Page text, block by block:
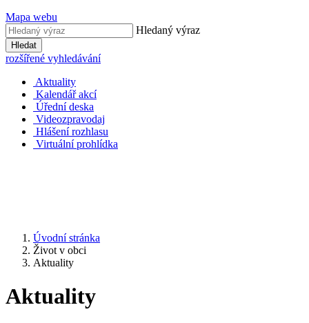
Mapa webu
Hledaný výraz
Hledat
rozšířené vyhledávání
Aktuality
Kalendář akcí
Úřední deska
Videozpravodaj
Hlášení rozhlasu
Virtuální prohlídka
Úvodní stránka
Život v obci
Aktuality
Aktuality